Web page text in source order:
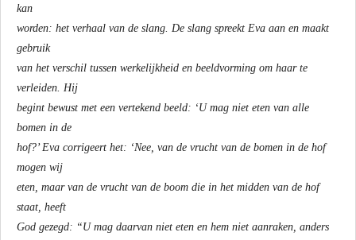
kan
worden: het verhaal van de slang. De slang spreekt Eva aan en maakt
gebruik
van het verschil tussen werkelijkheid en beeldvorming om haar te
verleiden. Hij
begint bewust met een vertekend beeld: ‘U mag niet eten van alle
bomen in de
hof?’ Eva corrigeert het: ‘Nee, van de vrucht van de bomen in de hof
mogen wij
eten, maar van de vrucht van de boom die in het midden van de hof
staat, heeft
God gezegd: “U mag daarvan niet eten en hem niet aanraken, anders